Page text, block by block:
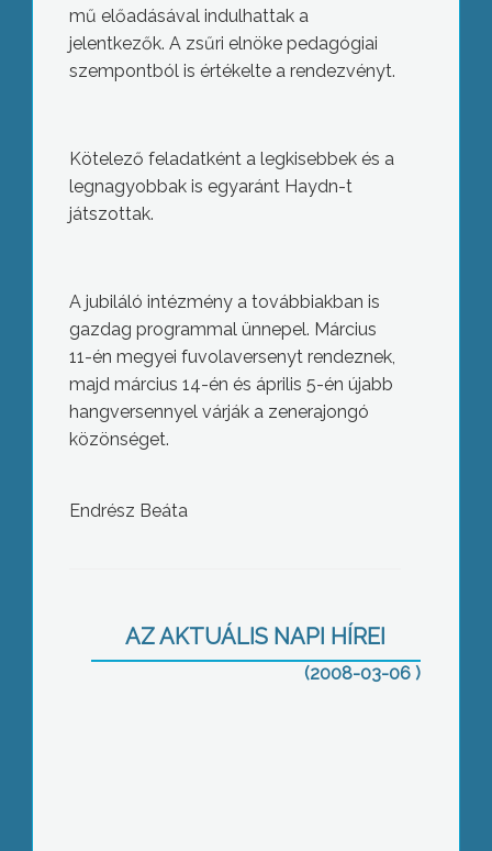
mű előadásával indulhattak a
jelentkezők. A zsűri elnöke pedagógiai
szempontból is értékelte a rendezvényt.
Kötelező feladatként a legkisebbek és a
legnagyobbak is egyaránt Haydn-t
játszottak.
A jubiláló intézmény a továbbiakban is
gazdag programmal ünnepel. Március
11-én megyei fuvolaversenyt rendeznek,
majd március 14-én és április 5-én újabb
hangversennyel várják a zenerajongó
közönséget.
Endrész Beáta
AZ AKTUÁLIS NAPI HÍREI
(2008-03-06 )